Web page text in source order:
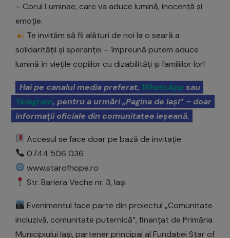
– Corul Luminae, care va aduce lumină, inocență și
emoție.
Te invităm să fii alături de noi la o seară a
solidarității și speranței – împreună putem aduce
lumină în viețile copiilor cu dizabilități și familiilor lor!
Hai pe canalul media preferat, WhatsAppsau
Telegram, pentru a urmări „Pagina de Iași” – doar
informații oficiale din comunitatea ieșeană.
Accesul se face doar pe bază de invitație.
0744 506 036
www.starofhope.ro
Str. Bariera Veche nr. 3, Iași
Evenimentul face parte din proiectul „Comunitate
incluzivă, comunitate puternică”, finanțat de Primăria
Municipiului Iași, partener principal al Fundației Star of